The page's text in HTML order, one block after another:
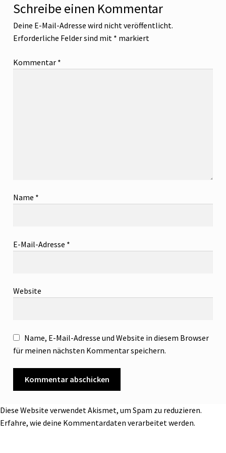
Schreibe einen Kommentar
Deine E-Mail-Adresse wird nicht veröffentlicht.
Erforderliche Felder sind mit * markiert
Kommentar *
Name *
E-Mail-Adresse *
Website
Name, E-Mail-Adresse und Website in diesem Browser
für meinen nächsten Kommentar speichern.
Diese Website verwendet Akismet, um Spam zu reduzieren.
Erfahre, wie deine Kommentardaten verarbeitet werden.